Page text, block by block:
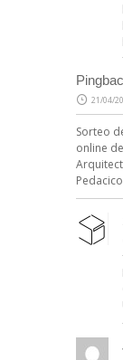
21/04/
Sorteo
online